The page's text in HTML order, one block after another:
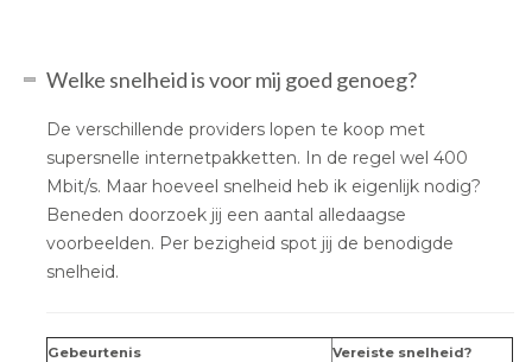
Welke snelheid is voor mij goed genoeg?
De verschillende providers lopen te koop met
supersnelle internetpakketten. In de regel wel 400
Mbit/s. Maar hoeveel snelheid heb ik eigenlijk nodig?
Beneden doorzoek jij een aantal alledaagse
voorbeelden. Per bezigheid spot jij de benodigde
snelheid.
Gebeurtenis
Vereiste snelheid?